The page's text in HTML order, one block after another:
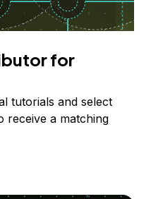
for
tutorials and select
receive a matching